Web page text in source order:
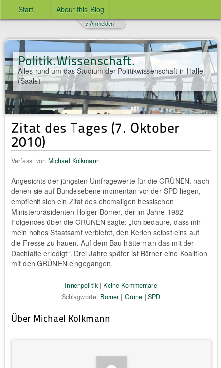
Start About this Blog
Politik.Wissenschaft.
Alles rund um das Studium der Politikwissenschaft in Halle
(Saale)
v Anmelden
Zitat des Tages (7. Oktober
2010)
Verfasst von Michael Kolkmann
Angesichts der jüngsten Umfragewerte für die GRÜNEN, nach
denen sie auf Bundesebene momentan vor der SPD liegen,
empfiehlt sich ein Zitat des ehemaligen hessischen
Ministerpräsidenten Holger Börner, der im Jahre 1982
Folgendes über die GRÜNEN sagte: „Ich bedaure, dass mir
mein hohes Staatsamt verbietet, den Kerlen selbst eins auf
die Fresse zu hauen. Auf dem Bau hätte man das mit der
Dachlatte erledigt“. Drei Jahre später ist Börner eine Koalition
mit den GRÜNEN eingegangen.
Innenpolitik| Keine Kommentare
Schlagworte: Börner | Grüne | SPD
Über Michael Kolkmann